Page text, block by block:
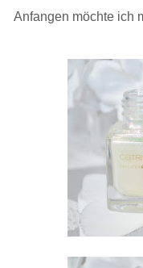
Anfangen möchte ich